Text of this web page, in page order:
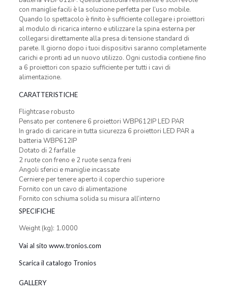
con maniglie facili è la soluzione perfetta per l’uso mobile.
Quando lo spettacolo è finito è sufficiente collegare i proiettori
al modulo di ricarica interno e utilizzare la spina esterna per
collegarsi direttamente alla presa di tensione standard di
parete. Il giorno dopo i tuoi dispositivi saranno completamente
carichi e pronti ad un nuovo utilizzo. Ogni custodia contiene fino
a 6 proiettori con spazio sufficiente per tutti i cavi di
alimentazione.
CARATTERISTICHE
Flightcase robusto
Pensato per contenere 6 proiettori WBP612IP LED PAR
In grado di caricare in tutta sicurezza 6 proiettori LED PAR a
batteria WBP612IP
Dotato di 2 farfalle
2 ruote con freno e 2 ruote senza freni
Angoli sferici e maniglie incassate
Cerniere per tenere aperto il coperchio superiore
Fornito con un cavo di alimentazione
Fornito con schiuma solida su misura all’interno
SPECIFICHE
Weight (kg): 1.0000
Vai al sito www.tronios.com
Scarica il catalogo Tronios
GALLERY